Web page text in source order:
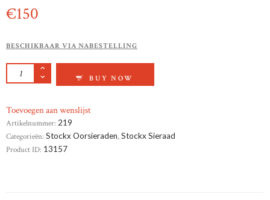
€150
BESCHIKBAAR VIA NABESTELLING
GEELGOUD OORKNOPPEN ZIRKONIA AANTAL
BUY NOW
Toevoegen aan wenslijst
Artikelnummer: 219
Categorieën: Stockx Oorsieraden,Stockx Sieraad
Product ID: 13157